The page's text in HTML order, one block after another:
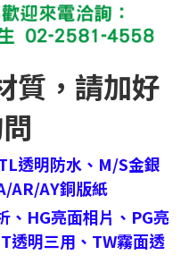
質，請加好
透明防水、 M/S金銀
AR/AY銅版紙
、 HG亮面相片、 PG亮
T透明三用、 TW霧面透